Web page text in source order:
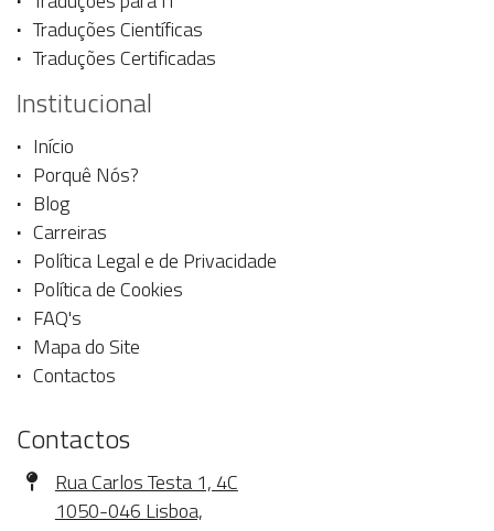
Traduções Científicas
Traduções Certificadas
Institucional
Início
Porquê Nós?
Blog
Carreiras
Política Legal e de Privacidade
Política de Cookies
FAQ's
Mapa do Site
Contactos
Contactos
Morada
Rua Carlos Testa 1, 4C
1050-046 Lisboa,